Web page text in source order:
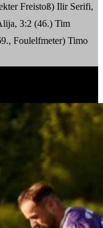
Freistoß) Ilir Serifi,
3:2 (46.) Tim
Foulelfmeter) Timo